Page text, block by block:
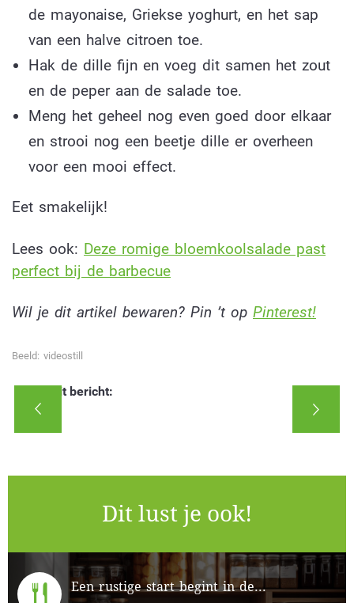
de mayonaise, Griekse yoghurt, en het sap
van een halve citroen toe.
Hak de dille fijn en voeg dit samen het zout
en de peper aan de salade toe.
Meng het geheel nog even goed door elkaar
en strooi nog een beetje dille er overheen
voor een mooi effect.
Eet smakelijk!
Lees ook: Deze romige bloemkoolsalade past
perfect bij de barbecue
Wil je dit artikel bewaren? Pin ’t op Pinterest!
Beeld: videostill
Deel dit bericht:
Dit lust je ook!
Een rustige start begint in de...